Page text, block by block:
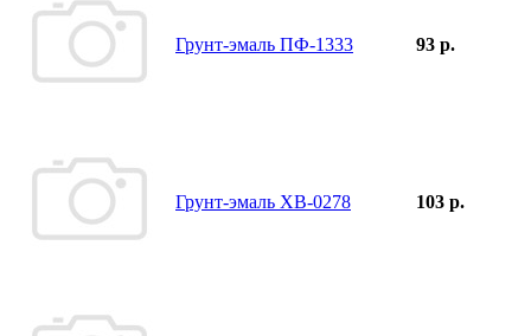
Грунт-эмаль ПФ-1333 93 р.
Грунт-эмаль ХВ-0278 103 р.